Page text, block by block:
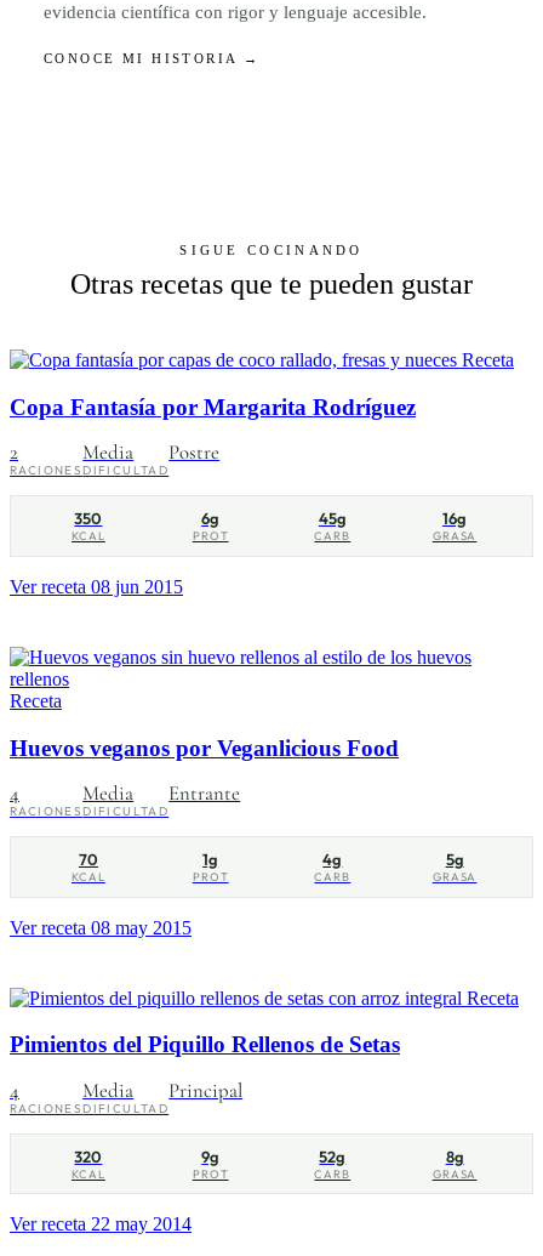
evidencia científica con rigor y lenguaje accesible.
CONOCE MI HISTORIA →
SIGUE COCINANDO
Otras recetas que te pueden gustar
Receta
Copa Fantasía por Margarita Rodríguez
2
RACIONES
Media
DIFICULTAD
Postre
350
KCAL
6g
PROT
45g
CARB
16g
GRASA
Ver receta 08 jun 2015
Receta
Huevos veganos por Veganlicious Food
4
RACIONES
Media
DIFICULTAD
Entrante
70
KCAL
1g
PROT
4g
CARB
5g
GRASA
Ver receta 08 may 2015
Receta
Pimientos del Piquillo Rellenos de Setas
4
RACIONES
Media
DIFICULTAD
Principal
320
KCAL
9g
PROT
52g
CARB
8g
GRASA
Ver receta 22 may 2014